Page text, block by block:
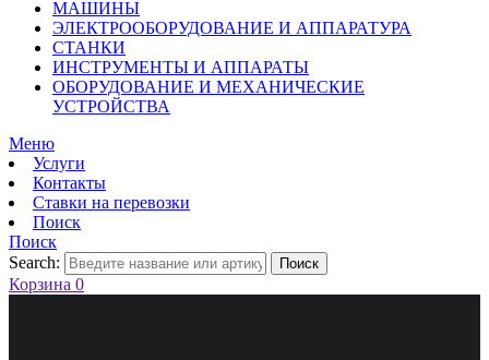
МАШИНЫ
ЭЛЕКТРООБОРУДОВАНИЕ И АППАРАТУРА
СТАНКИ
ИНСТРУМЕНТЫ И АППАРАТЫ
ОБОРУДОВАНИЕ И МЕХАНИЧЕСКИЕ
УСТРОЙСТВА
Меню
Услуги
Контакты
Ставки на перевозки
Поиск
Поиск
Search:
Поиск
Корзина 0